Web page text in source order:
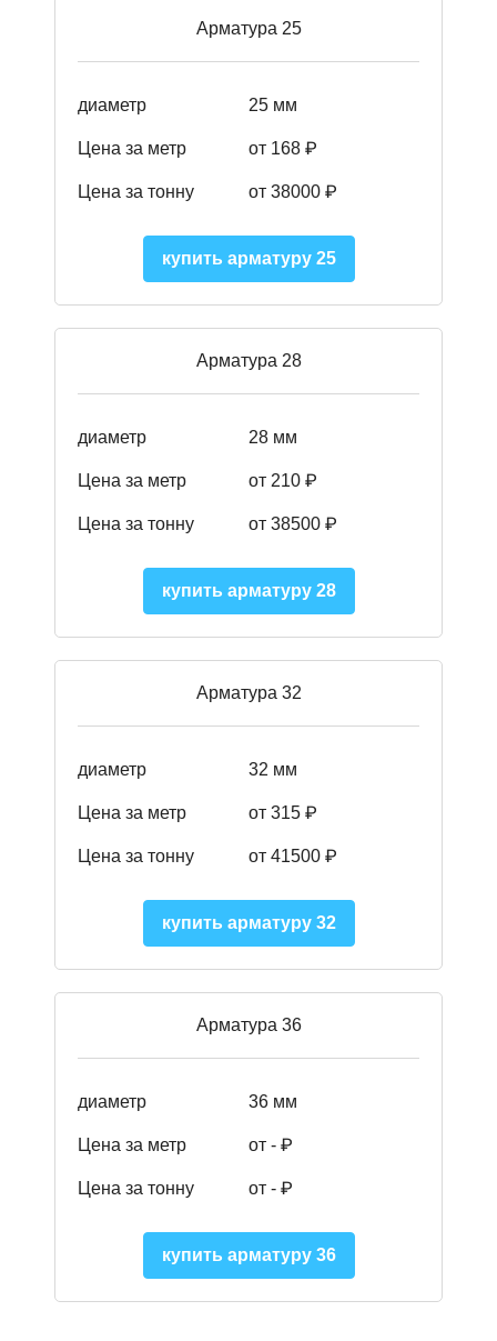
Арматура 25
диаметр 25 мм
Цена за метр от 168 ₽
Цена за тонну от 38000 ₽
купить арматуру 25
Арматура 28
диаметр 28 мм
Цена за метр от 210 ₽
Цена за тонну от 38500 ₽
купить арматуру 28
Арматура 32
диаметр 32 мм
Цена за метр от 315 ₽
Цена за тонну от 41500 ₽
купить арматуру 32
Арматура 36
диаметр 36 мм
Цена за метр от - ₽
Цена за тонну от - ₽
купить арматуру 36